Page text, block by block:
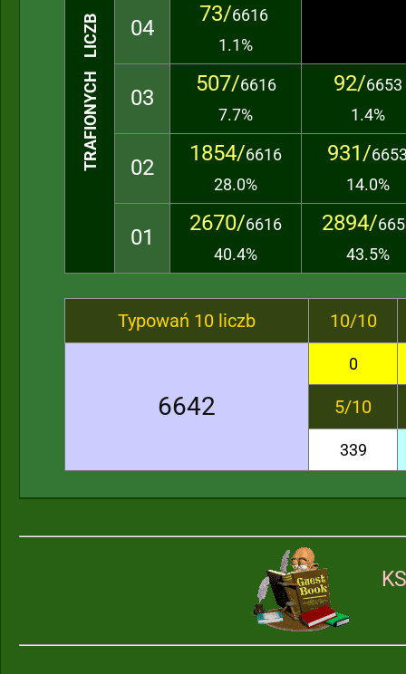
TRAFIONYCH LICZB 04
73/6616
1.1%
03
507/6616
7.7%
92/6653
1.4%
02
1854/6616
28.0%
931/
14.0%
01
2670/6616
40.4%
2894/
43.5%
Typowań 10 liczb 10/10
6642
0
5/10
339